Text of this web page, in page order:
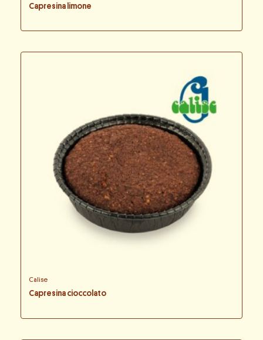
Capresina limone
Calise
Capresina cioccolato